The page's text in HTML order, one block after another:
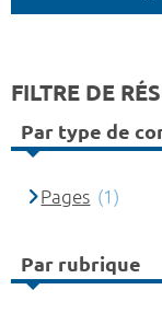
FILTRE DE
Par type de
Pages (1)
Par rubrique